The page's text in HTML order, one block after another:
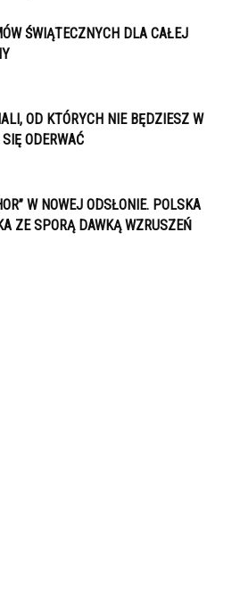
ŚWIĄTECZNYCH DLA CAŁEJ
OD KTÓRYCH NIE BĘDZIESZ W
ODERWAĆ
W NOWEJ ODSŁONIE. POLSKA
ZE SPORĄ DAWKĄ WZRUSZEŃ